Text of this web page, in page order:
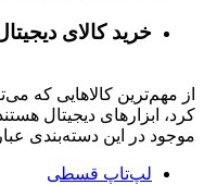
خرید کالای
از مهم‌ترین کالاهایی که
کرد، ابزارهای دیجیتال
موجود در این دسته‌بندی
لپ‌تاپ قسطی